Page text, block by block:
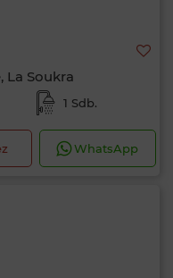
La Soukra
1 Sdb.
WhatsApp